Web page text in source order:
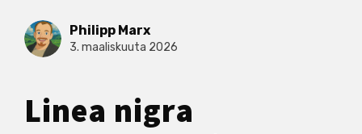
Philipp Marx
3. maaliskuuta 2026
Linea nigra